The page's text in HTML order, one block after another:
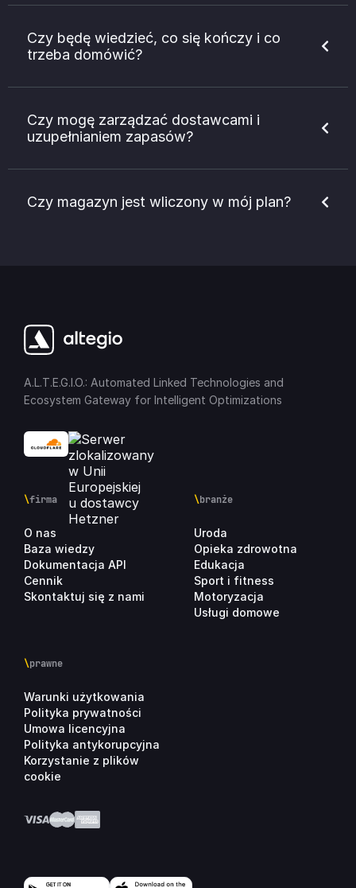
Czy będę wiedzieć, co się kończy i co
trzeba domówić?
Czy mogę zarządzać dostawcami i
uzupełnianiem zapasów?
Czy magazyn jest wliczony w mój plan?
A.L.T.E.G.I.O.: Automated Linked Technologies and
Ecosystem Gateway for Intelligent Optimizations
\firma
O nas
Baza wiedzy
Dokumentacja API
Cennik
Skontaktuj się z nami
\branże
Uroda
Opieka zdrowotna
Edukacja
Sport i fitness
Motoryzacja
Usługi domowe
\prawne
Warunki użytkowania
Polityka prywatności
Umowa licencyjna
Polityka antykorupcyjna
Korzystanie z plików
cookie